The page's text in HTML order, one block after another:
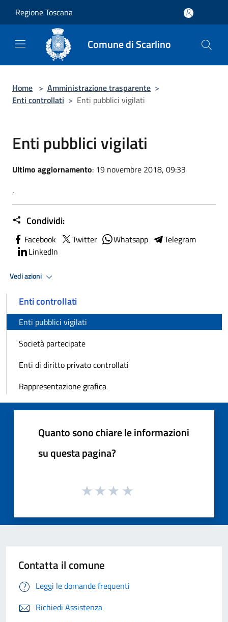
Regione Toscana
Comune di Scarlino
Home > Amministrazione trasparente >
Enti controllati > Enti pubblici vigilati
Enti pubblici vigilati
Ultimo aggiornamento: 19 novembre 2018, 09:33
.
Condividi:
Facebook Twitter Whatsapp
Telegram
LinkedIn
Vedi azioni
Enti controllati
Enti pubblici vigilati
Società partecipate
Enti di diritto privato controllati
Rappresentazione grafica
Quanto sono chiare le informazioni
su questa pagina?
Contatta il comune
Leggi le domande frequenti
Richiedi Assistenza